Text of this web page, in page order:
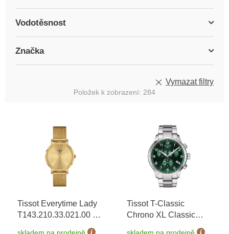
Vodotěsnost
Značka
Vymazat filtry
Položek k zobrazení: 284
Tissot Everytime Lady
T143.210.33.021.00 +
prodloužená záruka 5
skladem na prodejně
Tissot T-Classic
Chrono XL Classic
T116.617.11.092.00+
skladem na prodejně